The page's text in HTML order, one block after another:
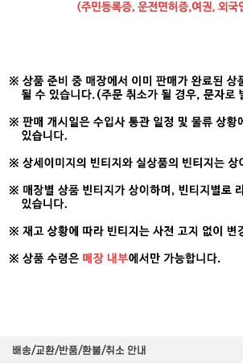
배송/교환/반품/환불/취소 안내